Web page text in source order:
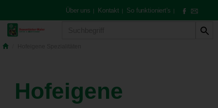
Über uns | Kontakt | So funktioniert's |
Hofeigene